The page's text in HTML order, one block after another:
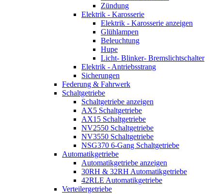
Zündung
Elektrik - Karosserie
Elektrik - Karosserie anzeigen
Glühlampen
Beleuchtung
Hupe
Licht- Blinker- Bremslichtschalter
Elektrik - Antriebsstrang
Sicherungen
Federung & Fahrwerk
Schaltgetriebe
Schaltgetriebe anzeigen
AX5 Schaltgetriebe
AX15 Schaltgetriebe
NV2550 Schaltgetriebe
NV3550 Schaltgetriebe
NSG370 6-Gang Schaltgetriebe
Automatikgetriebe
Automatikgetriebe anzeigen
30RH & 32RH Automatikgetriebe
42RLE Automatikgetriebe
Verteilergetriebe